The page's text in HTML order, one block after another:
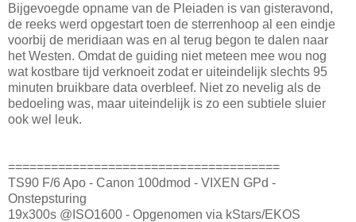
Bijgevoegde opname van de Pleiaden is van gisteravond,
de reeks werd opgestart toen de sterrenhoop al een eindje
voorbij de meridiaan was en al terug begon te dalen naar
het Westen. Omdat de guiding niet meteen mee wou nog
wat kostbare tijd verknoeit zodat er uiteindelijk slechts 95
minuten bruikbare data overbleef. Niet zo nevelig als de
bedoeling was, maar uiteindelijk is zo een subtiele sluier
ook wel leuk.
======================================
TS90 F/6 Apo - Canon 100dmod - VIXEN GPd -
Onstepsturing
19x300s @ISO1600 - Opgenomen via kStars/EKOS